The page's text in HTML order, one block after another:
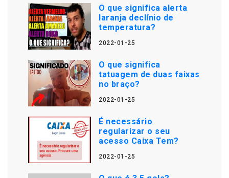
O que significa alerta
laranja declínio de
temperatura?
2022-01-25
O que significa
tatuagem de duas faixas
no braço?
2022-01-25
É necessário
regularizar o seu
acesso Caixa Tem?
2022-01-25